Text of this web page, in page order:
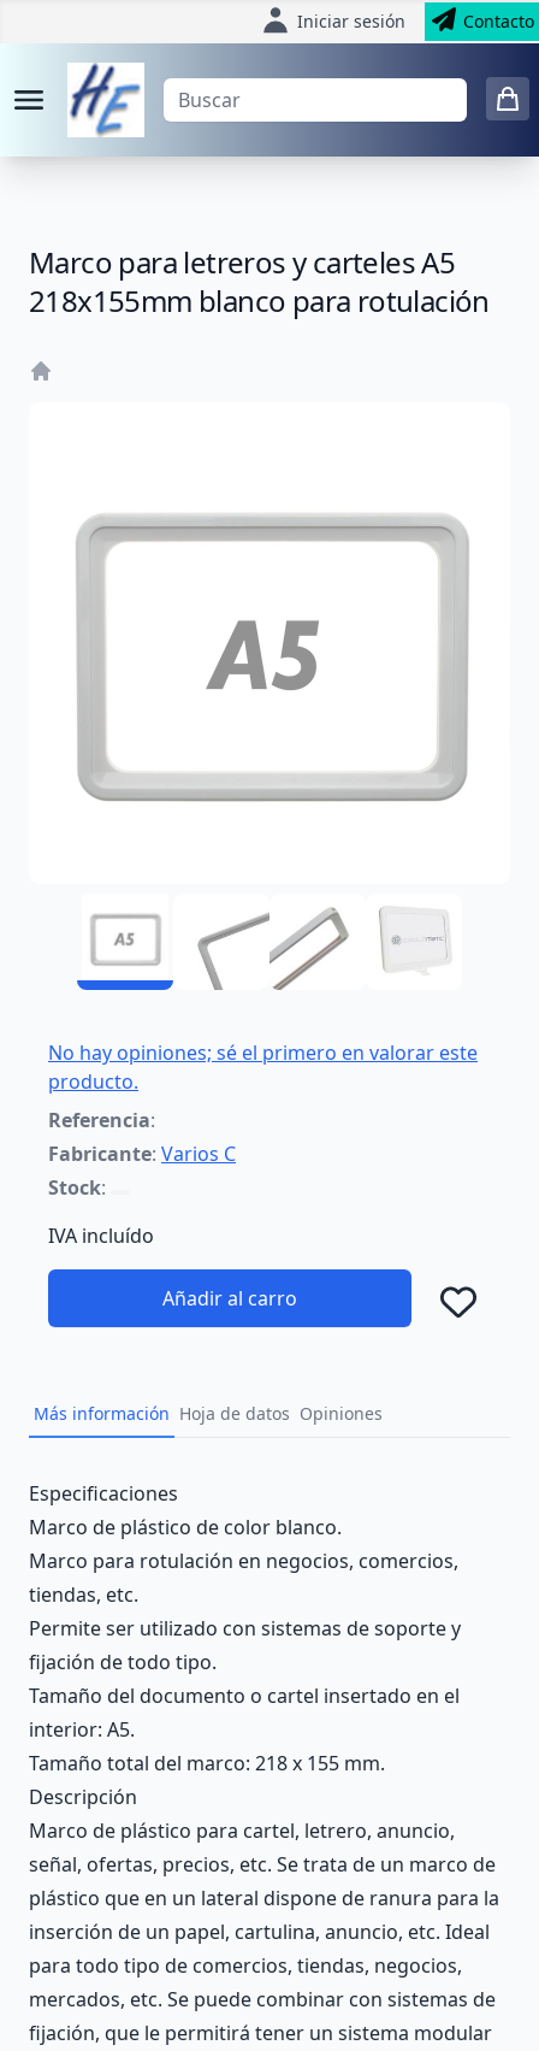
Iniciar sesión Contacto
Marco para letreros y carteles A5
218x155mm blanco para rotulación
No hay opiniones; sé el primero en valorar este
producto.
Referencia:
Fabricante: Varios C
Stock:
IVA incluído
Añadir al carro
Más información Hoja de datos Opiniones
Description
Especificaciones
Marco de plástico de color blanco.
Marco para rotulación en negocios, comercios,
tiendas, etc.
Permite ser utilizado con sistemas de soporte y
fijación de todo tipo.
Tamaño del documento o cartel insertado en el
interior: A5.
Tamaño total del marco: 218 x 155 mm.
Descripción
Marco de plástico para cartel, letrero, anuncio,
señal, ofertas, precios, etc. Se trata de un marco de
plástico que en un lateral dispone de ranura para la
inserción de un papel, cartulina, anuncio, etc. Ideal
para todo tipo de comercios, tiendas, negocios,
mercados, etc. Se puede combinar con sistemas de
fijación, que le permitirá tener un sistema modular